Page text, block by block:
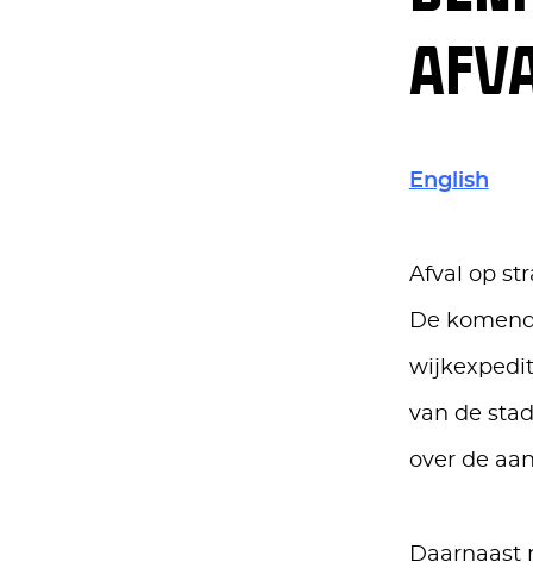
English
Afval op
De
van de
over de
Daarnaast